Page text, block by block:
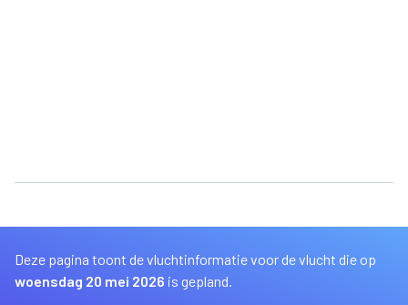
Deze pagina toont de vluchtinformatie voor de vlucht die op
woensdag 20 mei 2026 is gepland.